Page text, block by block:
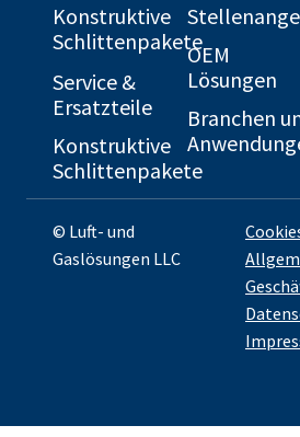
Konstruktive
Schlittenpakete
Service &
Ersatzteile
Konstruktive
Schlittenpakete
OEM
Lösungen
Branchen
© Luft- und
Gaslösungen LLC